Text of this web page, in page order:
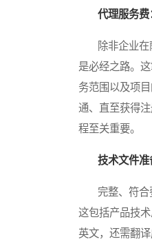
代理服务
除非企业在萨
是必经之路。
务范围以及项
通、直至获得
程至关重要。
技术文件
完整、符合要
这包括产品技
英文，还需翻